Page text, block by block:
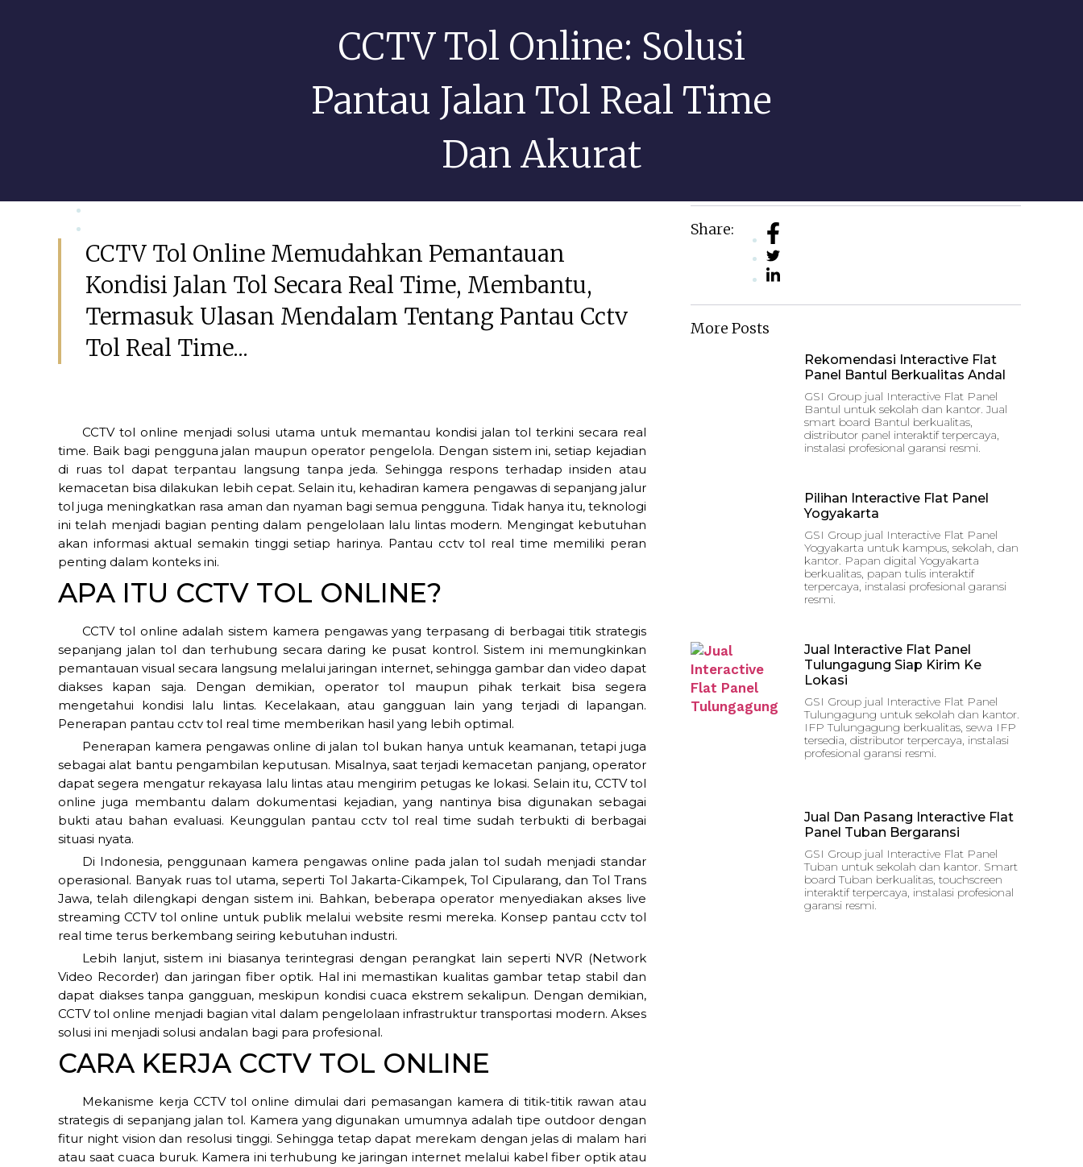
CCTV Tol Online: Solusi
Pantau Jalan Tol Real Time
Dan Akurat
CCTV Tol Online Memudahkan Pemantauan
Kondisi Jalan Tol Secara Real Time, Membantu,
Termasuk Ulasan Mendalam Tentang Pantau Cctv
Tol Real Time...
CCTV tol online menjadi solusi utama untuk memantau kondisi jalan tol terkini secara real
time. Baik bagi pengguna jalan maupun operator pengelola. Dengan sistem ini, setiap kejadian
di ruas tol dapat terpantau langsung tanpa jeda. Sehingga respons terhadap insiden atau
kemacetan bisa dilakukan lebih cepat. Selain itu, kehadiran kamera pengawas di sepanjang jalur
tol juga meningkatkan rasa aman dan nyaman bagi semua pengguna. Tidak hanya itu, teknologi
ini telah menjadi bagian penting dalam pengelolaan lalu lintas modern. Mengingat kebutuhan
akan informasi aktual semakin tinggi setiap harinya. Pantau cctv tol real time memiliki peran
penting dalam konteks ini.
APA ITU CCTV TOL ONLINE?
CCTV tol online adalah sistem kamera pengawas yang terpasang di berbagai titik strategis
sepanjang jalan tol dan terhubung secara daring ke pusat kontrol. Sistem ini memungkinkan
pemantauan visual secara langsung melalui jaringan internet, sehingga gambar dan video dapat
diakses kapan saja. Dengan demikian, operator tol maupun pihak terkait bisa segera
mengetahui kondisi lalu lintas. Kecelakaan, atau gangguan lain yang terjadi di lapangan.
Penerapan pantau cctv tol real time memberikan hasil yang lebih optimal.
Penerapan kamera pengawas online di jalan tol bukan hanya untuk keamanan, tetapi juga
sebagai alat bantu pengambilan keputusan. Misalnya, saat terjadi kemacetan panjang, operator
dapat segera mengatur rekayasa lalu lintas atau mengirim petugas ke lokasi. Selain itu, CCTV tol
online juga membantu dalam dokumentasi kejadian, yang nantinya bisa digunakan sebagai
bukti atau bahan evaluasi. Keunggulan pantau cctv tol real time sudah terbukti di berbagai
situasi nyata.
Di Indonesia, penggunaan kamera pengawas online pada jalan tol sudah menjadi standar
operasional. Banyak ruas tol utama, seperti Tol Jakarta-Cikampek, Tol Cipularang, dan Tol Trans
Jawa, telah dilengkapi dengan sistem ini. Bahkan, beberapa operator menyediakan akses live
streaming CCTV tol online untuk publik melalui website resmi mereka. Konsep pantau cctv tol
real time terus berkembang seiring kebutuhan industri.
Lebih lanjut, sistem ini biasanya terintegrasi dengan perangkat lain seperti NVR (Network
Video Recorder) dan jaringan fiber optik. Hal ini memastikan kualitas gambar tetap stabil dan
dapat diakses tanpa gangguan, meskipun kondisi cuaca ekstrem sekalipun. Dengan demikian,
CCTV tol online menjadi bagian vital dalam pengelolaan infrastruktur transportasi modern. Akses
solusi ini menjadi solusi andalan bagi para profesional.
CARA KERJA CCTV TOL ONLINE
Mekanisme kerja CCTV tol online dimulai dari pemasangan kamera di titik-titik rawan atau
strategis di sepanjang jalan tol. Kamera yang digunakan umumnya adalah tipe outdoor dengan
fitur night vision dan resolusi tinggi. Sehingga tetap dapat merekam dengan jelas di malam hari
atau saat cuaca buruk. Kamera ini terhubung ke jaringan internet melalui kabel fiber optik atau
Share:
More Posts
Rekomendasi Interactive Flat
Panel Bantul Berkualitas Andal
GSI Group jual Interactive Flat Panel
Bantul untuk sekolah dan kantor. Jual
smart board Bantul berkualitas,
distributor panel interaktif terpercaya,
instalasi profesional garansi resmi.
Pilihan Interactive Flat Panel
Yogyakarta
GSI Group jual Interactive Flat Panel
Yogyakarta untuk kampus, sekolah, dan
kantor. Papan digital Yogyakarta
berkualitas, papan tulis interaktif
terpercaya, instalasi profesional garansi
resmi.
Jual Interactive Flat Panel
Tulungagung Siap Kirim Ke
Lokasi
GSI Group jual Interactive Flat Panel
Tulungagung untuk sekolah dan kantor.
IFP Tulungagung berkualitas, sewa IFP
tersedia, distributor terpercaya, instalasi
profesional garansi resmi.
Jual Dan Pasang Interactive Flat
Panel Tuban Bergaransi
GSI Group jual Interactive Flat Panel
Tuban untuk sekolah dan kantor. Smart
board Tuban berkualitas, touchscreen
interaktif terpercaya, instalasi profesional
garansi resmi.